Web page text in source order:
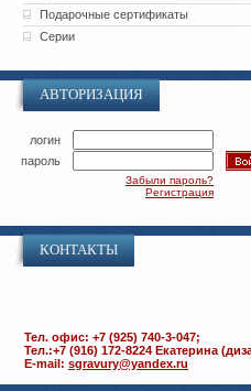
Подарочные сертификаты
Серии
АВТОРИЗАЦИЯ
логин
пароль
Забыли пароль?
Регистрация
КОНТАКТЫ
Тел. офис: +7 (925) 740-3-047;
Тел.:+7 (916) 172-8224 Екатерина
E-mail: sgravury@yandex.ru